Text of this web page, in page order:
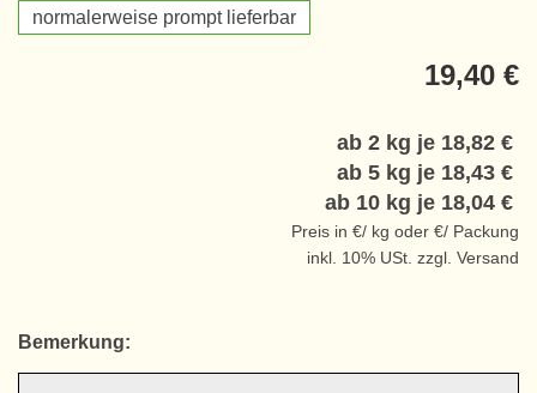
normalerweise prompt lieferbar
19,40 €
ab 2 kg je 18,82 €
ab 5 kg je 18,43 €
ab 10 kg je 18,04 €
Preis in €/ kg oder €/ Packung
inkl. 10% USt. zzgl. Versand
Bemerkung: